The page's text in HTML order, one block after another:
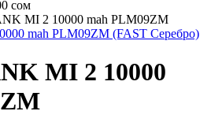
сом
MI 2 10000 mah PLM09ZM
MI 2 10000